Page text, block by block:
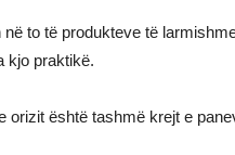
to të produkteve të
kjo praktikë.
orizit është tashmë krejt e